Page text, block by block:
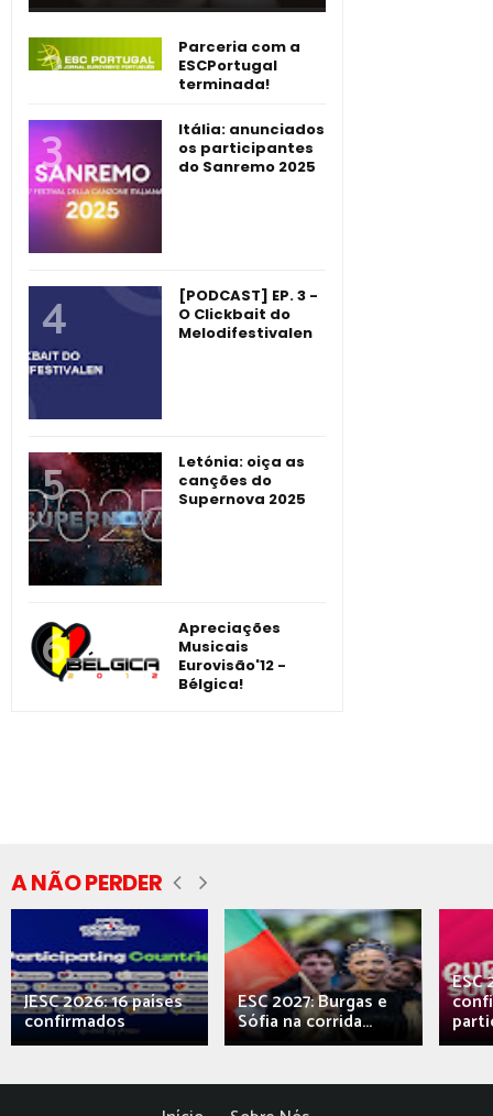
Parceria com a
ESCPortugal
terminada!
Itália: anunciados
os participantes
do Sanremo 2025
[PODCAST] EP. 3 -
O Clickbait do
Melodifestivalen
Letónia: oiça as
canções do
Supernova 2025
Apreciações
Musicais
Eurovisão'12 -
Bélgica!
A NÃO PERDER
JESC 2026: 16 países
confirmados
ESC 2027: Burgas e
Sófia na corrida...
ESC